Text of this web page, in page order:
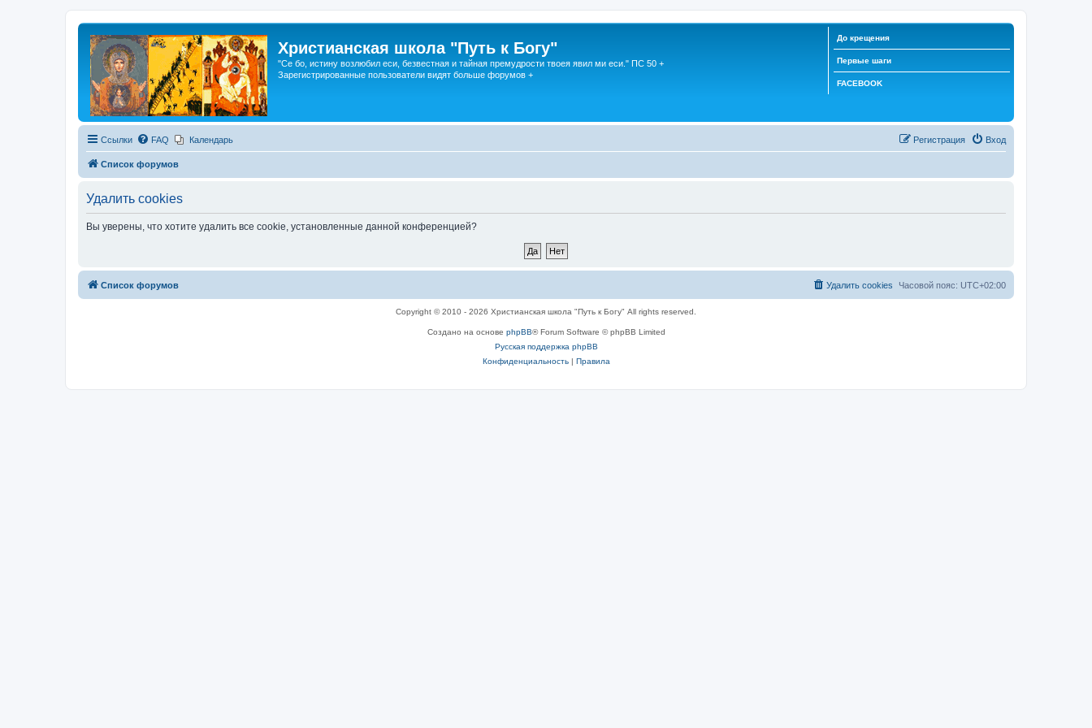
Христианская школа "Путь к Богу"
"Се бо, истину возлюбил еси, безвестная и тайная премудрости твоея явил ми еси." ПС 50 +
Зарегистрированные пользователи видят больше форумов +
До крещения
Первые шаги
FACEBOOK
Ссылки FAQ Календарь Вход
Регистрация
Список форумов
Удалить cookies
Вы уверены, что хотите удалить все cookie, установленные данной конференцией?
Список форумов Часовой пояс: UTC+02:00
Удалить cookies
Copyright © 2010 - 2026 Христианская школа "Путь к Богу" All rights reserved.
Создано на основе phpBB® Forum Software © phpBB Limited
Русская поддержка phpBB
Конфиденциальность| Правила